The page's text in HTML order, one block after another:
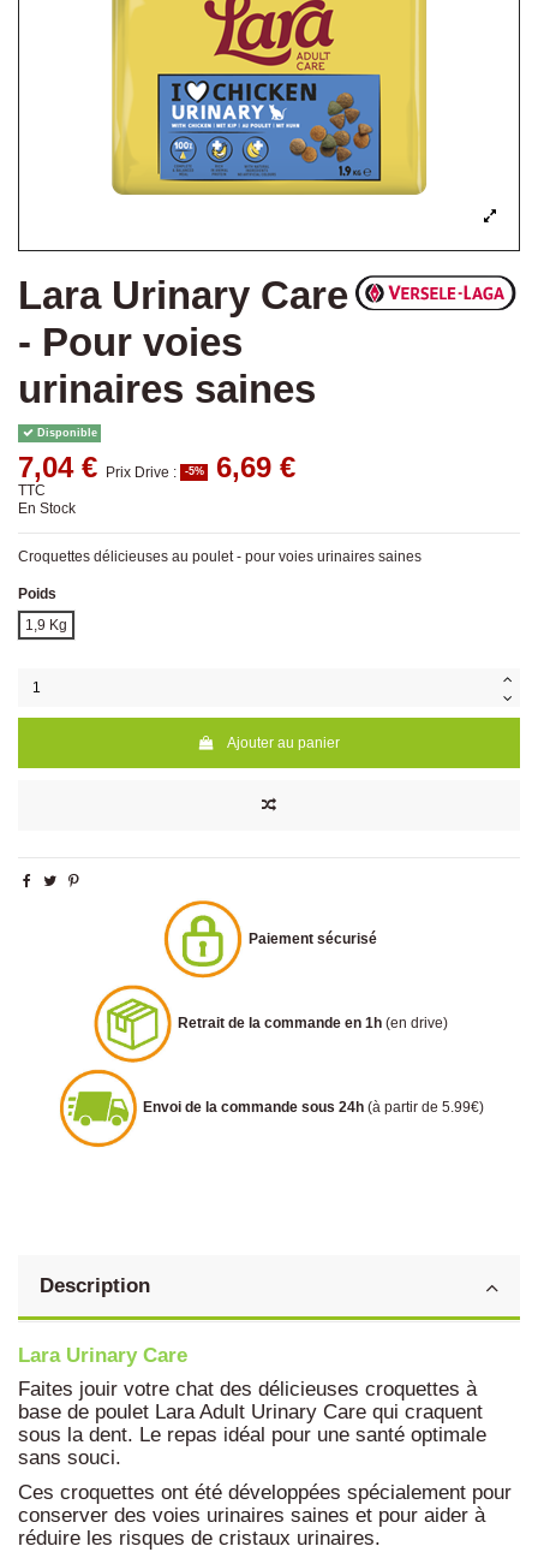
Lara Urinary Care
- Pour voies
urinaires saines
Disponible
7,04 € Prix Drive : -5% 6,69 €
TTC
En Stock
Croquettes délicieuses au poulet - pour voies urinaires saines
Poids
1,9 Kg
Ajouter au panier
Paiement sécurisé
Retrait de la commande en 1h (en drive)
Envoi de la commande sous 24h (à partir de 5.99€)
Description
Lara Urinary Care
Faites jouir votre chat des délicieuses croquettes à
base de poulet Lara Adult Urinary Care qui craquent
sous la dent. Le repas idéal pour une santé optimale
sans souci.
Ces croquettes ont été développées spécialement pour
conserver des voies urinaires saines et pour aider à
réduire les risques de cristaux urinaires.